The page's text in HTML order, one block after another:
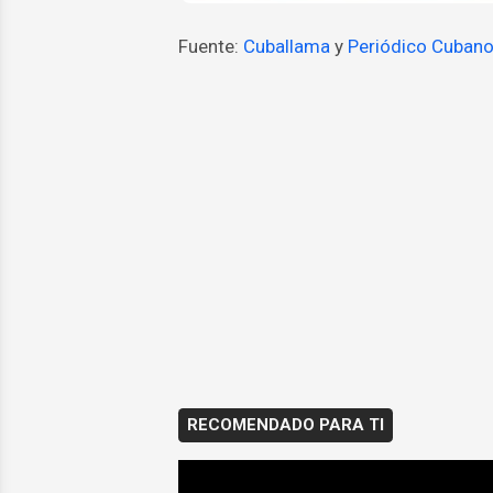
Fuente: Cuballamay Periódico Cubano
RECOMENDADO PARA TI